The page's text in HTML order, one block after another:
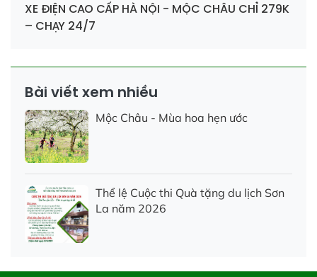
XE ĐIỆN CAO CẤP HÀ NỘI - MỘC CHÂU CHỈ 279K
– CHẠY 24/7
Bài viết xem nhiều
Mộc Châu - Mùa hoa hẹn ước
Thể lệ Cuộc thi Quà tặng du lịch Sơn
La năm 2026